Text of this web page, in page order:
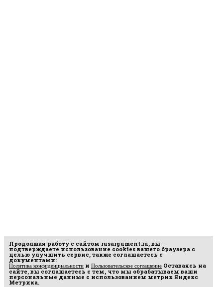
Продолжая работу с сайтом rusargument.ru, вы
подтверждаете использование cookies вашего браузера с
целью улучшить сервис, также соглашаетесь с
документами:
Политика конфиденциальности и Пользовательское соглашение Оставаясь на
сайте, вы соглашаетесь с тем, что мы обрабатываем ваши
персональные данные с использованием метрик Яндекс
Метрика.